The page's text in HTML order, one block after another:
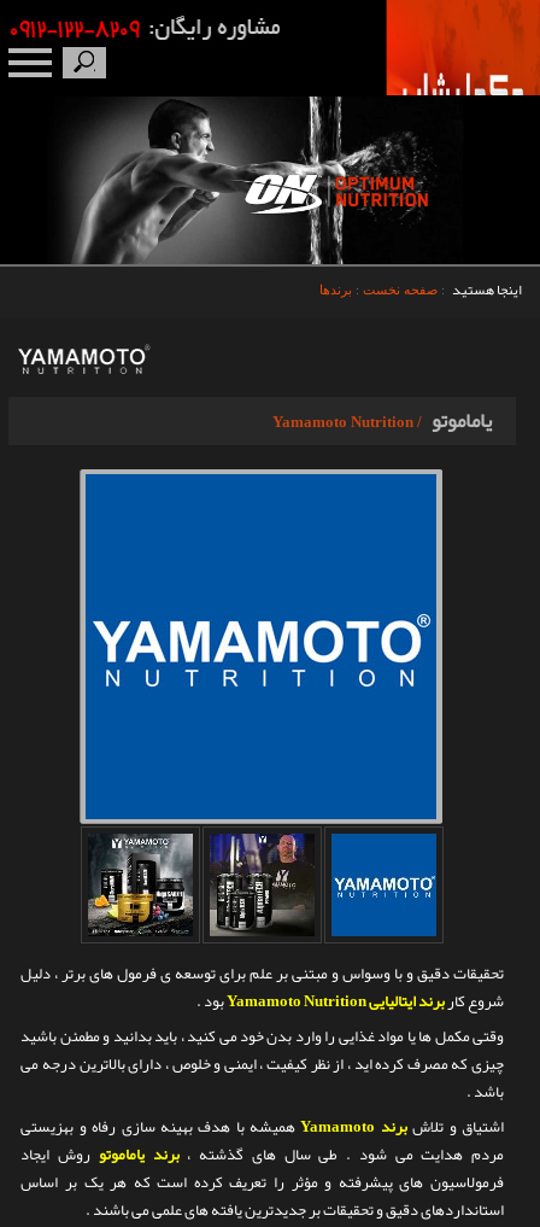
اینجا هستید : صفحه نخست : برندها
یاماموتو / Yamamoto Nutrition
تحقیقات دقیق و با وسواس و مبتنی بر علم برای توسعه ی فرمول های برتر ، دلیل
شروع کاربرند ایتالیایی Yamamoto Nutrition
بود .
وقتی مکمل ها یا مواد غذایی را وارد بدن خود می کنید ، باید بدانید و مطمئن باشید
چیزی که مصرف کرده اید ، از نظر کیفیت ، ایمنی و خلوص ، دارای بالاترین درجه می
باشد .
اشتیاق و تلاشبرند Yamamoto
همیشه با هدف بهینه سازی رفاه و بهزیستی
مردم هدایت می شود . طی سال های گذشته ،برند یاماموتو روش ایجاد
فرمولاسیون های پیشرفته و مؤثر را تعریف کرده است که هر یک بر اساس
استانداردهای دقیق و تحقیقات بر جدیدترین یافته های علمی می باشند .